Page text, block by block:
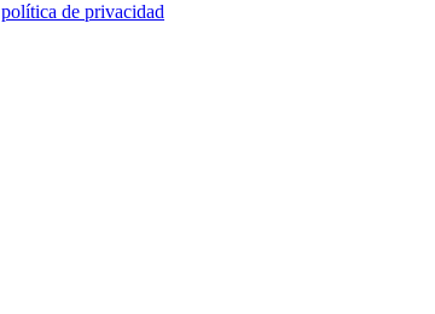
política de privacidad